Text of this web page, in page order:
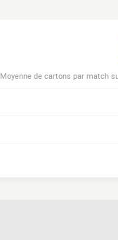
Moyenne de cartons par match